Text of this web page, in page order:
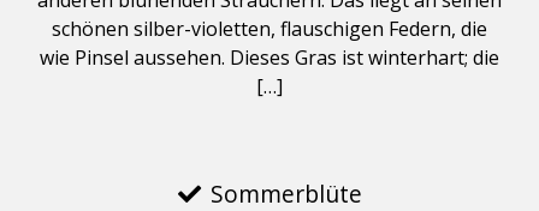
schönen silber-violetten, flauschigen Federn, die
wie Pinsel aussehen. Dieses Gras ist winterhart; die
[…]
Sommerblüte